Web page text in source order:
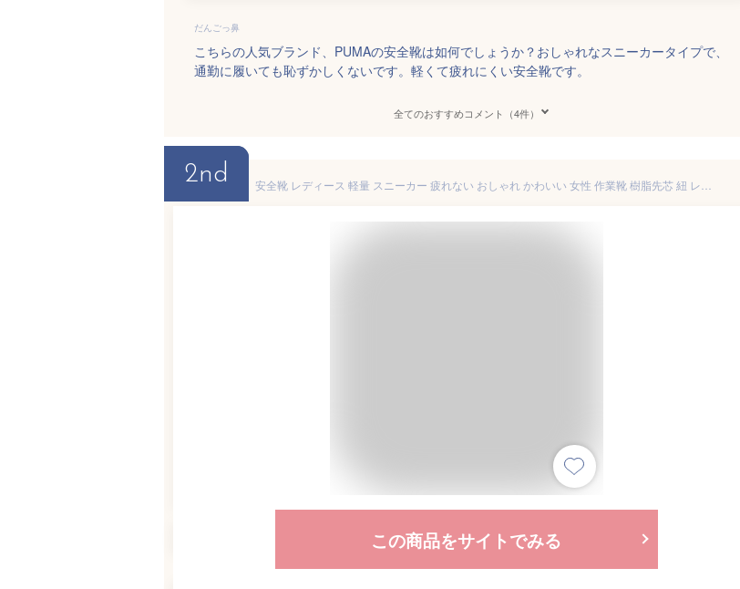
だんごっ鼻
こちらの人気ブランド、PUMAの安全靴は如何でしょうか？おしゃれなスニーカータイプで、
通勤に履いても恥ずかしくないです。軽くて疲れにくい安全靴です。
全てのおすすめコメント（4件）
2nd
この商品をサイトでみる